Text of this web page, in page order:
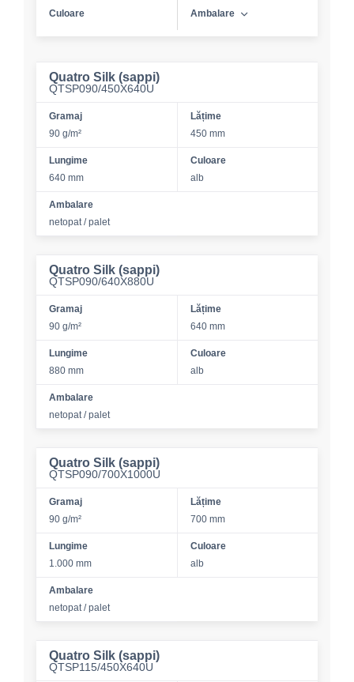
Culoare Ambalare
Quatro Silk (sappi)
QTSP090/450X640U
Gramaj
90 g/m²
Lățime
450 mm
Lungime
640 mm
Culoare
alb
Ambalare
netopat / palet
Quatro Silk (sappi)
QTSP090/640X880U
Gramaj
90 g/m²
Lățime
640 mm
Lungime
880 mm
Culoare
alb
Ambalare
netopat / palet
Quatro Silk (sappi)
QTSP090/700X1000U
Gramaj
90 g/m²
Lățime
700 mm
Lungime
1.000 mm
Culoare
alb
Ambalare
netopat / palet
Quatro Silk (sappi)
QTSP115/450X640U